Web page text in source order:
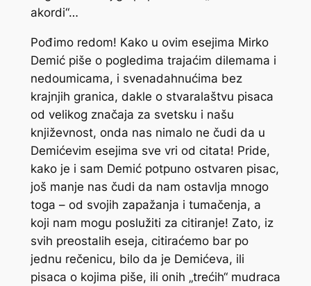
akordi“…
Pođimo redom! Kako u ovim esejima Mirko
Demić piše o pogledima trajaćim dilemama i
nedoumicama, i svenadahnućima bez
krajnjih granica, dakle o stvaralaštvu pisaca
od velikog značaja za svetsku i našu
književnost, onda nas nimalo ne čudi da u
Demićevim esejima sve vri od citata! Pride,
kako je i sam Demić potpuno ostvaren pisac,
još manje nas čudi da nam ostavlja mnogo
toga – od svojih zapažanja i tumačenja, a
koji nam mogu poslužiti za citiranje! Zato, iz
svih preostalih eseja, citiraćemo bar po
jednu rečenicu, bilo da je Demićeva, ili
pisaca o kojima piše, ili onih „trećih“ mudraca